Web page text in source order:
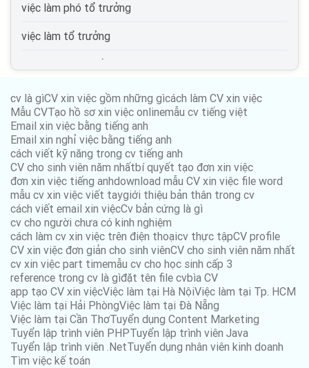
việc làm tại Bình Phước
việc làm tại Bình Thuận
việc làm tại Bình Định
việc làm tại Cà Mau
việc làm tại Cần Thơ
việc làm tại Cao Bằng
việc làm tại Gia Lai
việc làm tại Hà Giang
việc làm tại Hà Nam
việc làm tại Hà Tĩnh
việc làm tại Hải Phòng
việc làm tại Hậu Giang
việc làm tại Hòa Bình
việc làm phó tổ trưởng
việc làm tổ trưởng
việc làm trưởng phòng
việc làm phó giám đốc
việc làm giám đốc
việc làm phó tổng giám đốc
việc làm tổng giám đốc
việc làm quản lý cấp trung
việc làm quản lý cấp cao
cv là gìCV xin việc gồm những gìcách làm CV xin việc
Mẫu CVTạo hồ sơ xin việc onlinemẫu cv tiếng việt
Email xin việc bằng tiếng anh
Email xin nghỉ việc bằng tiếng anh
cách viết kỹ năng trong cv tiếng anh
CV cho sinh viên năm nhấtbí quyết tạo đơn xin việc
đơn xin việc tiếng anhdownload mẫu CV xin việc file word
mẫu cv xin việc viết taygiới thiệu bản thân trong cv
cách viết email xin việcCv bản cứng là gì
cv cho người chưa có kinh nghiệm
cách làm cv xin việc trên điện thoạicv thực tậpCV profile
CV xin việc đơn giản cho sinh viênCV cho sinh viên năm nhất
cv xin việc part timemẫu cv cho học sinh cấp 3
reference trong cv là gìđặt tên file cvbìa CV
app tạo CV xin việcViệc làm tại Hà NộiViệc làm tại Tp. HCM
Việc làm tại Hải PhòngViệc làm tại Đà Nẵng
Việc làm tại Cần ThơTuyển dụng Content Marketing
Tuyển lập trình viên PHPTuyển lập trình viên Java
Tuyển lập trình viên .NetTuyển dụng nhân viên kinh doanh
Tìm việc kế toán